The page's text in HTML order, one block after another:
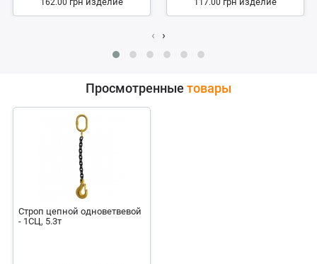
162.00 117.00
‹ ›
Просмотренные товары
Строп цепной одноветвевой
- 1СЦ, 5.3т